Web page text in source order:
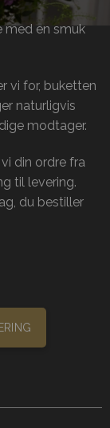
med en smuk
vi for, buketten
naturligvis
modtager.
din ordre fra
til levering.
du bestiller